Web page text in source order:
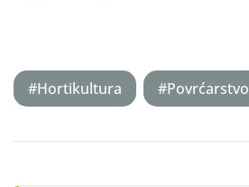
#Hortikultura #Povrćarstvo